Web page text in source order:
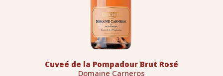
Cuveé de la Pompadour Brut Rosé
Domaine Carneros